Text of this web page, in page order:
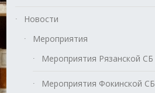
Новости
Мероприятия
Мероприятия Рязанской СБ
Мероприятия Фокинской СБ